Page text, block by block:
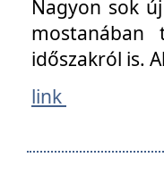
Nagyon sok
mostanában
időszakról is.
link